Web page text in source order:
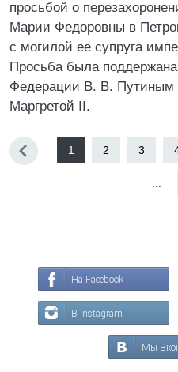
просьбой о
Марии Федоровны в
с могилой ее супруга
Просьба была
Федерации В. В. Путиным
Маргретой II.
1 2 3
На Facebook
В Instagram
Мы